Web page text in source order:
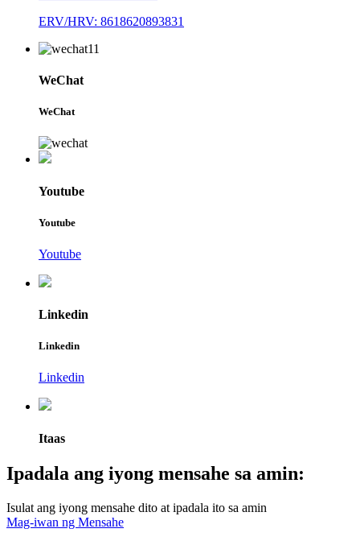
ERV/HRV: 8618620893831
WeChat
WeChat
Youtube
Youtube
Youtube
Linkedin
Linkedin
Linkedin
Itaas
Ipadala ang iyong mensahe sa amin:
Isulat ang iyong mensahe dito at ipadala ito sa amin
Mag-iwan ng Mensahe